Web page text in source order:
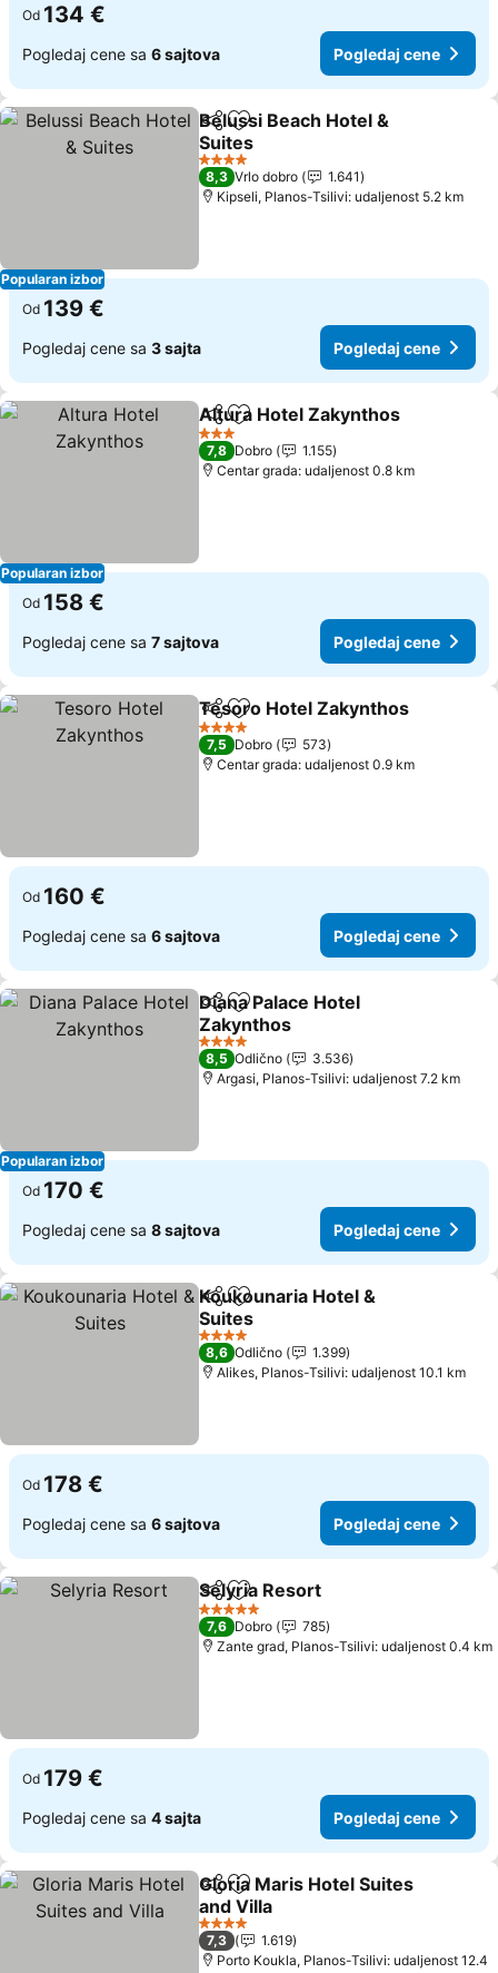
Od 134 €
Pogledaj cene sa 6 sajtova Pogledaj cene
Popularan izbor
Deli Dodati u favorite
Belussi Beach Hotel &
Suites
4 Zvezdice
8,3 Vrlo dobro
1.641
Kipseli, Planos-Tsilivi: udaljenost 5.2 km
Od 139 €
Pogledaj cene sa 3 sajta Pogledaj cene
Popularan izbor
Deli Dodati u favorite
Altura Hotel Zakynthos
3 Zvezdice
7,8 Dobro
1.155
Centar grada: udaljenost 0.8 km
Od 158 €
Pogledaj cene sa 7 sajtova Pogledaj cene
Deli Dodati u favorite
Tesoro Hotel Zakynthos
4 Zvezdice
7,5 Dobro
573
Centar grada: udaljenost 0.9 km
Od 160 €
Pogledaj cene sa 6 sajtova Pogledaj cene
Popularan izbor
Deli Dodati u favorite
Diana Palace Hotel
Zakynthos
4 Zvezdice
8,5 Odlično
3.536
Argasi, Planos-Tsilivi: udaljenost 7.2 km
Od 170 €
Pogledaj cene sa 8 sajtova Pogledaj cene
Deli Dodati u favorite
Koukounaria Hotel &
Suites
4 Zvezdice
8,6 Odlično
1.399
Alikes, Planos-Tsilivi: udaljenost 10.1 km
Od 178 €
Pogledaj cene sa 6 sajtova Pogledaj cene
Deli Dodati u favorite
Selyria Resort
5 Zvezdice
7,6 Dobro
785
Zante grad, Planos-Tsilivi: udaljenost 0.4 km
Od 179 €
Pogledaj cene sa 4 sajta Pogledaj cene
Deli Dodati u favorite
Gloria Maris Hotel Suites
and Villa
4 Zvezdice
7,3
1.619
Porto Koukla, Planos-Tsilivi: udaljenost 12.4